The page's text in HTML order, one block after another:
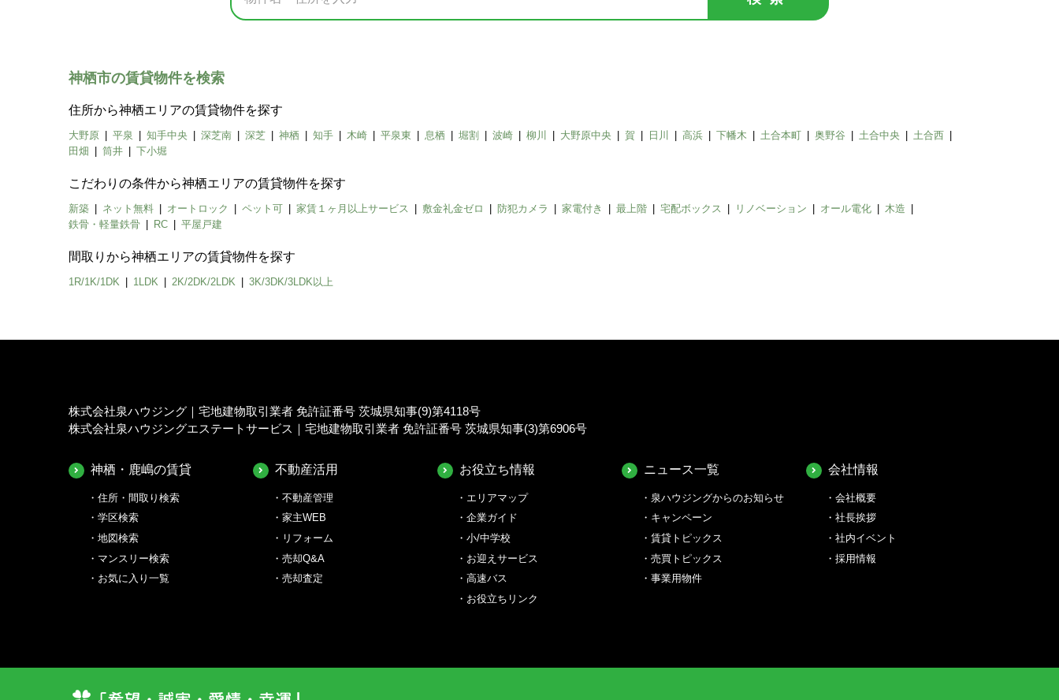
神栖市の賃貸物件を検索
住所から神栖エリアの賃貸物件を探す
大野原 平泉 知手中央 深芝南 深芝 神栖 知手 木崎 平泉東 息栖 堀割 波崎 柳川 大野原中央 賀 日川 高浜 下幡木 土合本町 奥野谷 土合中央
土合西
田畑
筒井 下小堀
こだわりの条件から神栖エリアの賃貸物件を探す
新築 ネット無料 オートロック ペット可 家賃１ヶ月以上サービス 敷金礼金ゼロ 防犯カメラ 家電付き 最上階 宅配ボックス リノベーション オール電化
木造
鉄骨・軽量鉄骨
RC 平屋戸建
間取りから神栖エリアの賃貸物件を探す
1R/1K/1DK 1LDK 2K/2DK/2LDK 3K/3DK/3LDK以上
株式会社泉ハウジング｜宅地建物取引業者 免許証番号 茨城県知事(9)第4118号
株式会社泉ハウジングエステートサービス｜宅地建物取引業者 免許証番号 茨城県知事(3)第6906号
神栖・鹿嶋の賃貸
住所・間取り検索
学区検索
地図検索
マンスリー検索
お気に入り一覧
不動産活用
不動産管理
家主WEB
リフォーム
売却Q&A
売却査定
お役立ち情報
エリアマップ
企業ガイド
小/中学校
お迎えサービス
高速バス
お役立ちリンク
ニュース一覧
泉ハウジングからのお知らせ
キャンペーン
賃貸トピックス
売買トピックス
事業用物件
会社情報
会社概要
社長挨拶
社内イベント
採用情報